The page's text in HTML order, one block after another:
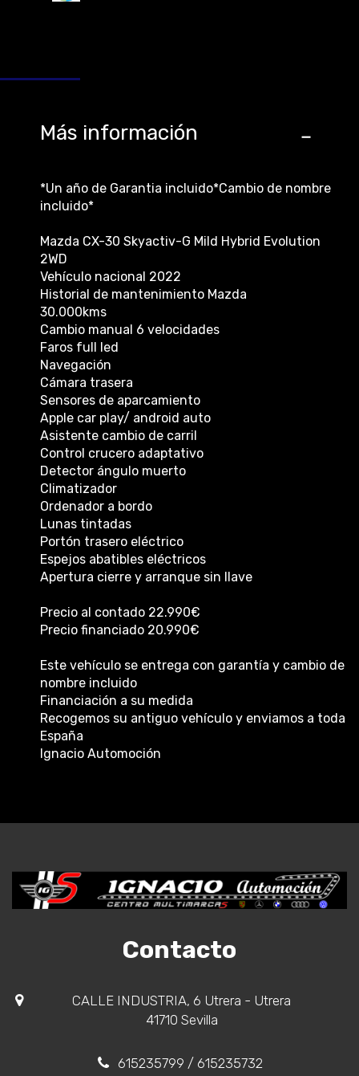
Más información
*Un año de Garantia incluido*Cambio de nombre
incluido*
Mazda CX-30 Skyactiv-G Mild Hybrid Evolution
2WD
Vehículo nacional 2022
Historial de mantenimiento Mazda
30.000kms
Cambio manual 6 velocidades
Faros full led
Navegación
Cámara trasera
Sensores de aparcamiento
Apple car play/ android auto
Asistente cambio de carril
Control crucero adaptativo
Detector ángulo muerto
Climatizador
Ordenador a bordo
Lunas tintadas
Portón trasero eléctrico
Espejos abatibles eléctricos
Apertura cierre y arranque sin llave
Precio al contado 22.990€
Precio financiado 20.990€
Este vehículo se entrega con garantía y cambio de
nombre incluido
Financiación a su medida
Recogemos su antiguo vehículo y enviamos a toda
España
Ignacio Automoción
Contacto
CALLE INDUSTRIA, 6 Utrera - Utrera
41710 Sevilla
615235799 / 615235732